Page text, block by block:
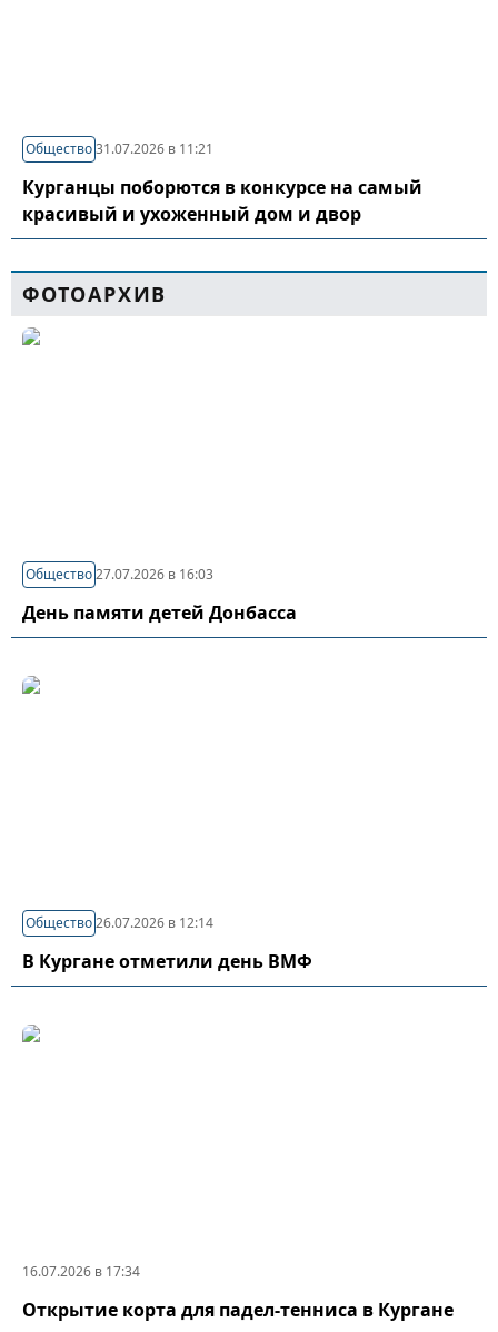
Общество31.07.2026 в 11:21
Курганцы поборются в конкурсе на самый
красивый и ухоженный дом и двор
ФОТОАРХИВ
Общество27.07.2026 в 16:03
День памяти детей Донбасса
Общество26.07.2026 в 12:14
В Кургане отметили день ВМФ
16.07.2026 в 17:34
Открытие корта для падел-тенниса в Кургане